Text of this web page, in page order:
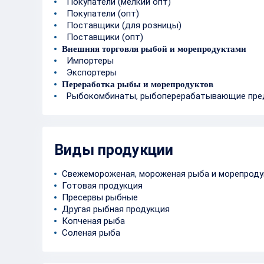
Покупатели (опт)
Поставщики (для розницы)
Поставщики (опт)
Внешняя торговля рыбой и морепродуктами
Импортеры
Экспортеры
Переработка рыбы и морепродуктов
Рыбокомбинаты, рыбоперерабатывающие
Виды продукции
Свежемороженая, мороженая рыба и
Готовая продукция
Пресервы рыбные
Другая рыбная продукция
Копченая рыба
Соленая рыба